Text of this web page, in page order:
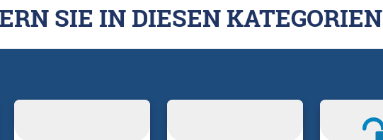
SIE IN DIESEN KATEGORIEN